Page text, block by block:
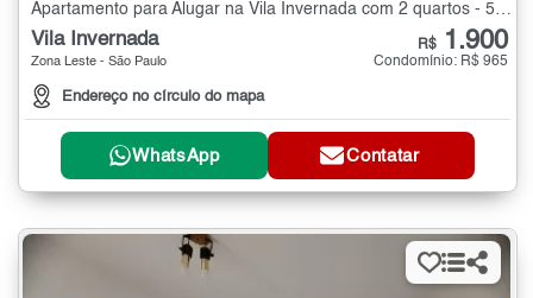
Apartamento para Alugar na Vila Invernada com 2 quartos - 55 m²
Vila Invernada
Zona Leste - São Paulo
Endereço no círculo do mapa
R$ 1.900
Condomínio: R$ 965
WhatsApp Contatar